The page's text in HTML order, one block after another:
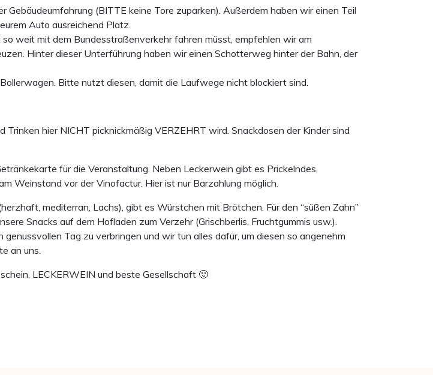
(BITTE keine Tore zuparken). Außerdem haben wir einen Teil
Auto ausreichend Platz.
weit mit dem Bundesstraßenverkehr fahren müsst, empfehlen wir am
Hinter dieser Unterführung haben wir einen Schotterweg hinter der Bahn, der
Bitte nutzt diesen, damit die Laufwege nicht blockiert sind.
hier NICHT picknickmäßig VERZEHRT wird. Snackdosen der Kinder sind
für die Veranstaltung. Neben Leckerwein gibt es Prickelndes,
Weinstand vor der Vinofactur. Hier ist nur Barzahlung möglich.
mediterran, Lachs), gibt es Würstchen mit Brötchen. Für den “süßen Zahn”
Snacks auf dem Hofladen zum Verzehr (Grischberlis, Fruchtgummis usw.).
Tag zu verbringen und wir tun alles dafür, um diesen so angenehm
an uns.
LECKERWEIN und beste Gesellschaft 🙂